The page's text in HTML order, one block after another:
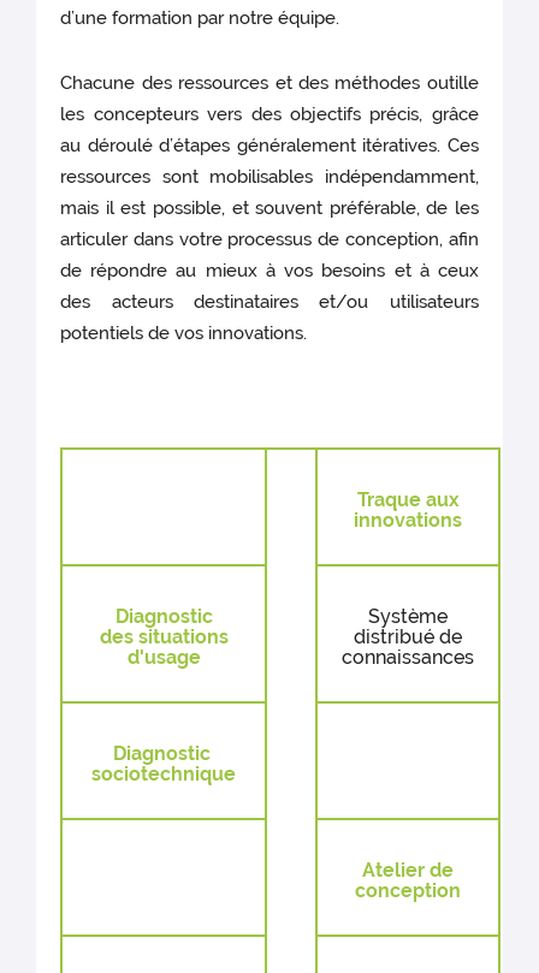
d’une formation par notre équipe.
Chacune des ressources et des méthodes outille
les concepteurs vers des objectifs précis, grâce
au déroulé d’étapes généralement itératives. Ces
ressources sont mobilisables indépendamment,
mais il est possible, et souvent préférable, de les
articuler dans votre processus de conception, afin
de répondre au mieux à vos besoins et à ceux
des acteurs destinataires et/ou utilisateurs
potentiels de vos innovations.
Traque aux
innovations
Diagnostic
des situations
d'usage
Système
distribué de
connaissances
Diagnostic
sociotechnique
Atelier de
conception